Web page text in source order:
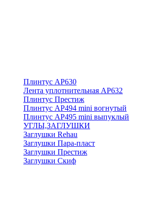
Плинтус АР630
Лента уплотнительная АР632
Плинтус Престиж
Плинтус АР494 mini вогнутый
Плинтус АР495 mini выпуклый
УГЛЫ,ЗАГЛУШКИ
Заглушки Rehau
Заглушки Пара-пласт
Заглушки Престиж
Заглушки Скиф